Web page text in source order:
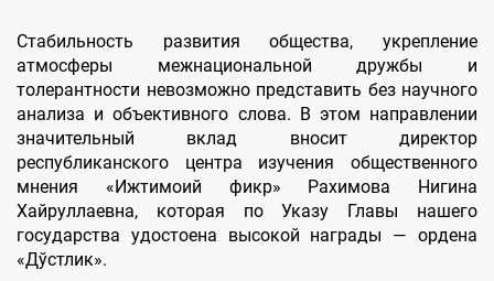
Стабильность развития общества, укрепление
атмосферы межнациональной дружбы и
толерантности невозможно представить без научного
анализа и объективного слова. В этом направлении
значительный вклад вносит директор
республиканского центра изучения общественного
мнения «Ижтимоий фикр» Рахимова Нигина
Хайруллаевна, которая по Указу Главы нашего
государства удостоена высокой награды — ордена
«Дўстлик».